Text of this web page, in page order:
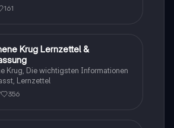
161
Krug Lernzettel &
Krug, Die wichtigsten Informationen
Lernzettel
356